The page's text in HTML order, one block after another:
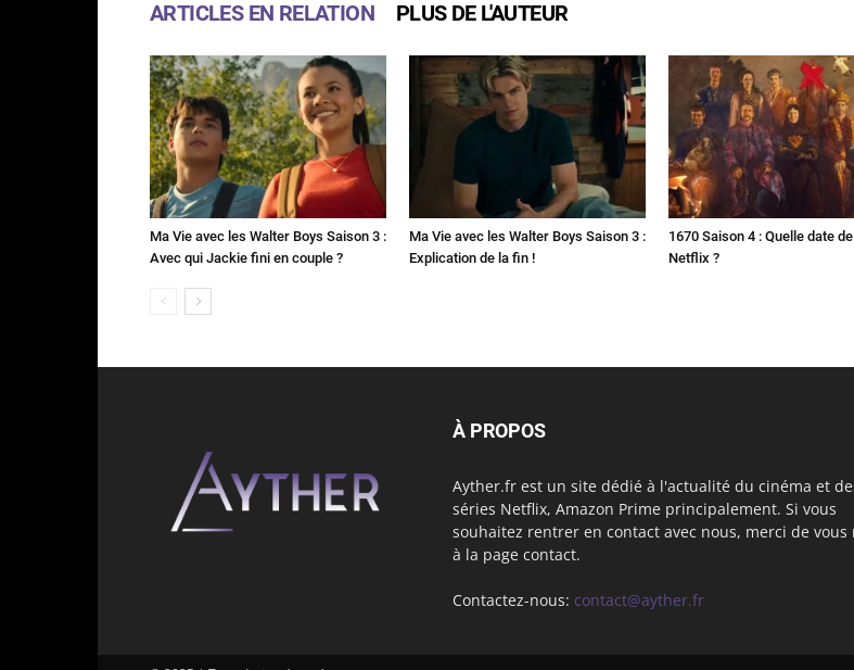
ARTICLES EN RELATION PLUS DE L'AUTEUR
Ma Vie avec les Walter Boys Saison 3 :
Avec qui Jackie fini en couple ?
Ma Vie avec les Walter Boys Saison 3 :
Explication de la fin !
1670 Saison 4 : Quelle date
Netflix ?
À PROPOS
Ayther.fr est un site dédié à l'actualité du cinéma et
séries Netflix, Amazon Prime principalement. Si vous
souhaitez rentrer en contact avec nous, merci de vous
à la page contact.
Contactez-nous: contact@ayther.fr